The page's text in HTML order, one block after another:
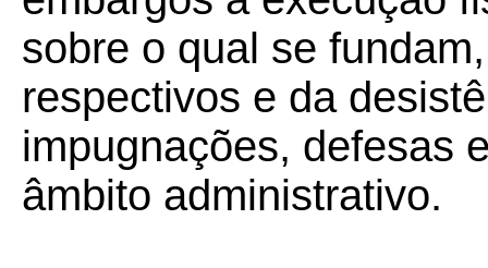
sobre o qual se
respectivos e da
impugnações, defesas
âmbito administrativo.